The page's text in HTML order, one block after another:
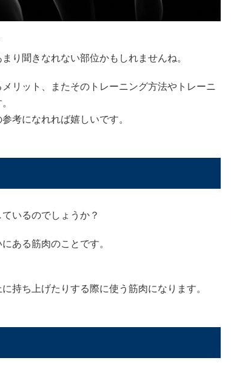
り聞きなれない部位かもしれませんね。
リット、またそのトレーニング方法やトレーニ
考になれれば嬉しいです。
いるのでしょうか？
ある筋肉のことです。
持ち上げたりする際に使う筋肉になります。